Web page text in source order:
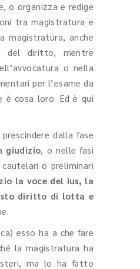
o organizza e redige
tra magistratura e
magistratura, anche
del diritto, mentre
o nella
per l’esame da
è cosa loro. Ed è qui
dalla fase
giudizio, o nelle fasi
o preliminari
la voce del ius, la
diritto di lotta e
esso ha a che fare
la magistratura ha
ma lo ha fatto